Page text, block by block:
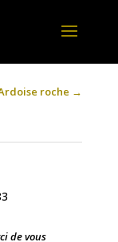
roche →
de vous